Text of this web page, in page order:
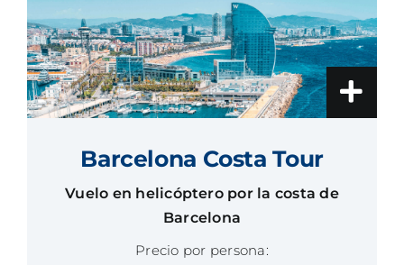
Barcelona Costa Tour
Vuelo en helicóptero por la costa de
Barcelona
Precio por persona: